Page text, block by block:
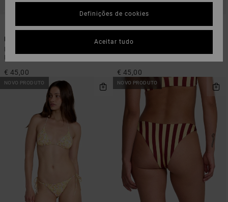
€ 45,00
Slow Going
€ 45,00
NOVO PRODUTO NOVO PRODUTO
Definições de cookies
Aceitar tudo